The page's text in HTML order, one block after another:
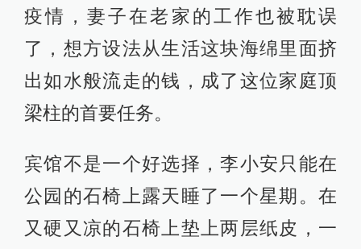
疫情，妻子在老家的工作也被耽误
了，想方设法从生活这块海绵里面挤
出如水般流走的钱，成了这位家庭顶
梁柱的首要任务。
宾馆不是一个好选择，李小安只能在
公园的石椅上露天睡了一个星期。在
又硬又凉的石椅上垫上两层纸皮，一